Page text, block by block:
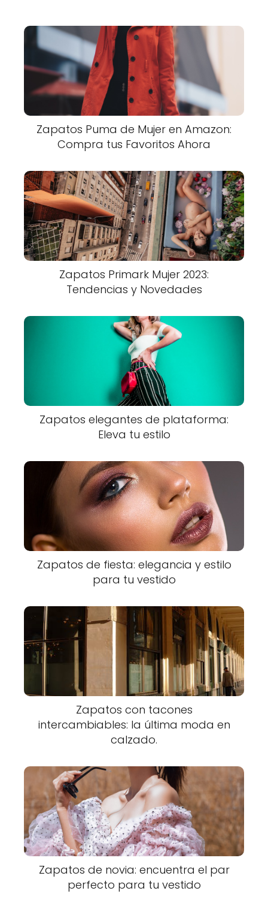
Zapatos Puma de Mujer en Amazon:
Compra tus Favoritos Ahora
Zapatos Primark Mujer 2023:
Tendencias y Novedades
Zapatos elegantes de plataforma:
Eleva tu estilo
Zapatos de fiesta: elegancia y estilo
para tu vestido
Zapatos con tacones
intercambiables: la última moda en
calzado.
Zapatos de novia: encuentra el par
perfecto para tu vestido